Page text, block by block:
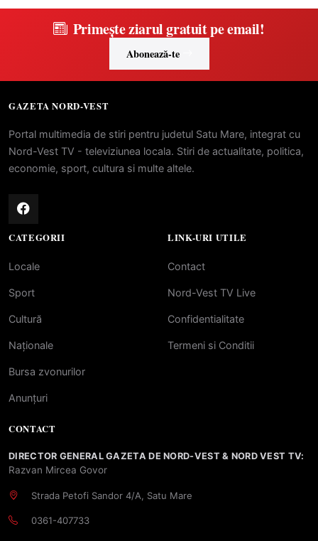
Primește ziarul gratuit pe email!
Abonează-te
GAZETA NORD-VEST
Portal multimedia de stiri pentru judetul Satu Mare, integrat cu
Nord-Vest TV - televiziunea locala. Stiri de actualitate, politica,
economie, sport, cultura si multe altele.
CATEGORII
Locale
Sport
Cultură
Naționale
Bursa zvonurilor
Anunțuri
LINK-URI UTILE
Contact
Nord-Vest TV Live
Confidentialitate
Termeni si Conditii
CONTACT
DIRECTOR GENERAL GAZETA DE NORD-VEST & NORD VEST TV:
Razvan Mircea Govor
Strada Petofi Sandor 4/A, Satu Mare
0361-407733